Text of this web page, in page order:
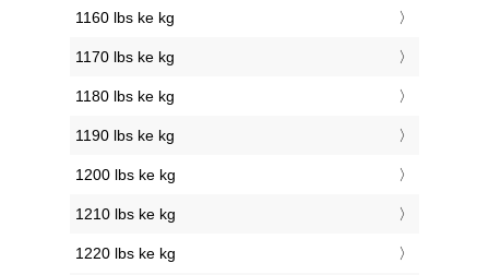
1160 lbs ke kg
1170 lbs ke kg
1180 lbs ke kg
1190 lbs ke kg
1200 lbs ke kg
1210 lbs ke kg
1220 lbs ke kg